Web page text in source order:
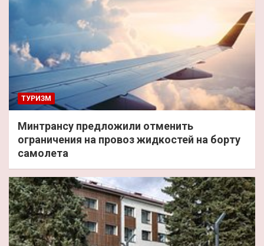
ТУРИЗМ
Минтрансу предложили отменить
ограничения на провоз жидкостей на борту
самолета